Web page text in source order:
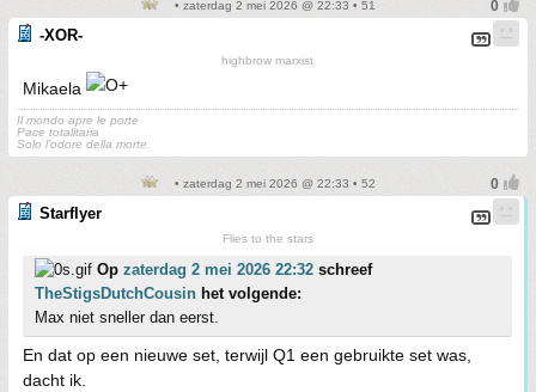
• zaterdag 2 mei 2026 @ 22:33 • 51
-XOR-
highbrow marxist
Mikaela
Il mondo apre le porte
Pace totalitaria
Solo l'odore della morte.
• zaterdag 2 mei 2026 @ 22:33 • 52
Starflyer
Flies to the stars
Op zaterdag 2 mei 2026 22:32 schreef
TheStigsDutchCousin het volgende:
Max niet sneller dan eerst.
En dat op een nieuwe set, terwijl Q1 een gebruikte set was,
dacht ik.